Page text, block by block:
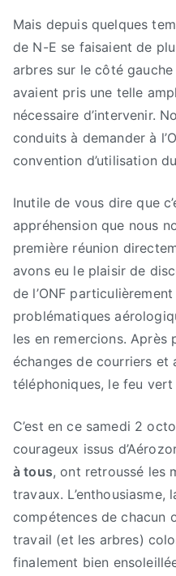
Mais depuis quelques
de N-E se faisaient de
arbres sur le côté
avaient pris une telle
nécessaire d’intervenir.
conduits à demander à
convention d’utilisation
Inutile de vous dire que
appréhension que nous
première réunion
avons eu le plaisir de
de l’ONF
problématiques
les en remercions. Après
échanges de courriers et
téléphoniques, le feu vert
C’est en ce samedi 2
courageux issus
à tous, ont retroussé les
travaux.
compétences de chacun
travail (et les arbres)
finalement bien